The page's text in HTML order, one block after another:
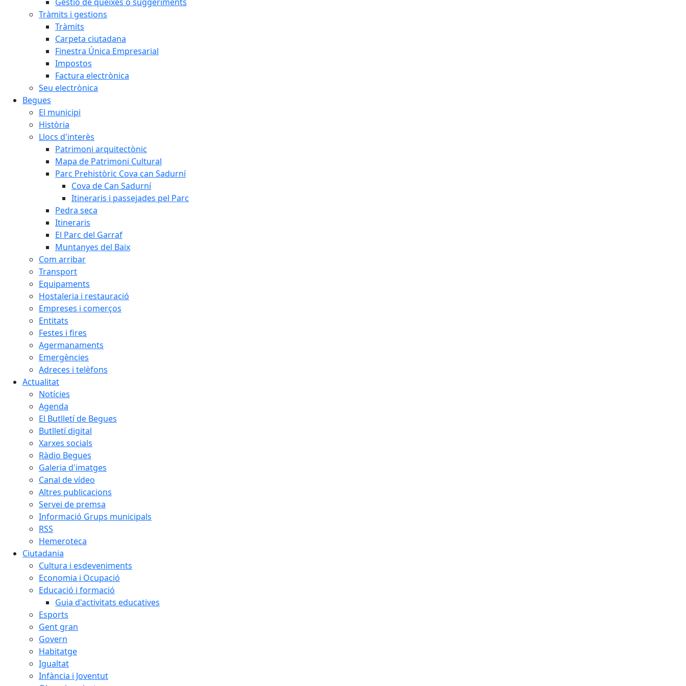
Tràmits i gestions
Tràmits
Carpeta ciutadana
Finestra Única Empresarial
Impostos
Factura electrònica
Seu electrònica
Begues
El municipi
Història
Llocs d'interès
Patrimoni arquitectònic
Mapa de Patrimoni Cultural
Parc Prehistòric Cova can Sadurní
Cova de Can Sadurní
Itineraris i passejades pel Parc
Pedra seca
Itineraris
El Parc del Garraf
Muntanyes del Baix
Com arribar
Transport
Equipaments
Hostaleria i restauració
Empreses i comerços
Entitats
Festes i fires
Agermanaments
Emergències
Adreces i telèfons
Actualitat
Notícies
Agenda
El Butlletí de Begues
Butlletí digital
Xarxes socials
Ràdio Begues
Galeria d'imatges
Canal de vídeo
Altres publicacions
Servei de premsa
Informació Grups municipals
RSS
Hemeroteca
Ciutadania
Cultura i esdeveniments
Economia i Ocupació
Educació i formació
Guia d'activitats educatives
Esports
Gent gran
Govern
Habitatge
Igualtat
Infància i Joventut